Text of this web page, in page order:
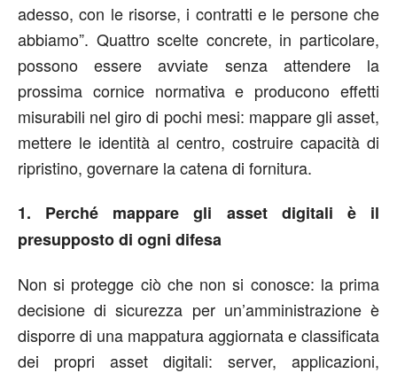
adesso, con le risorse, i contratti e le persone che
abbiamo”. Quattro scelte concrete, in particolare,
possono essere avviate senza attendere la
prossima cornice normativa e producono effetti
misurabili nel giro di pochi mesi: mappare gli asset,
mettere le identità al centro, costruire capacità di
ripristino, governare la catena di fornitura.
1. Perché mappare gli asset digitali è il
presupposto di ogni difesa
Non si protegge ciò che non si conosce: la prima
decisione di sicurezza per un’amministrazione è
disporre di una mappatura aggiornata e classificata
dei propri asset digitali: server, applicazioni,